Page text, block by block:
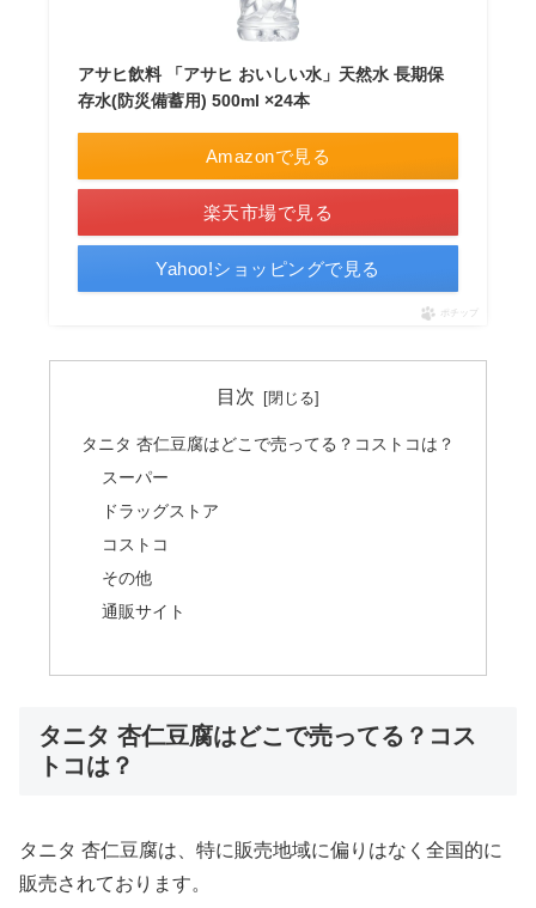
アサヒ飲料 「アサヒ おいしい水」天然水 長期保
存水(防災備蓄用) 500ml ×24本
Amazonで見る
楽天市場で見る
Yahoo!ショッピングで見る
ポチップ
目次
タニタ 杏仁豆腐はどこで売ってる？コストコは？
スーパー
ドラッグストア
コストコ
その他
通販サイト
タニタ 杏仁豆腐はどこで売ってる？コス
トコは？
タニタ 杏仁豆腐は、特に販売地域に偏りはなく全国的に
販売されております。